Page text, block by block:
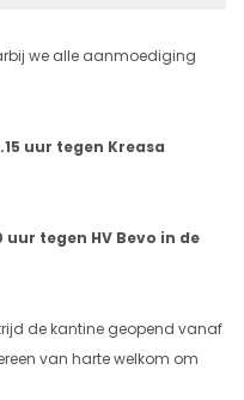
we alle aanmoediging
uur tegen Kreasa
tegen HV Bevo in de
de kantine geopend vanaf
van harte welkom om